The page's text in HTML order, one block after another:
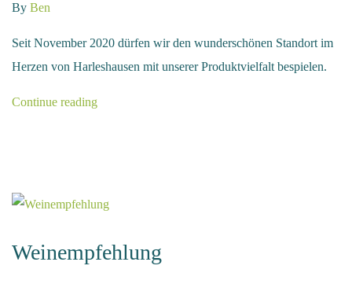
By Ben
Seit November 2020 dürfen wir den wunderschönen Standort im
Herzen von Harleshausen mit unserer Produktvielfalt bespielen.
Continue reading
Weinempfehlung